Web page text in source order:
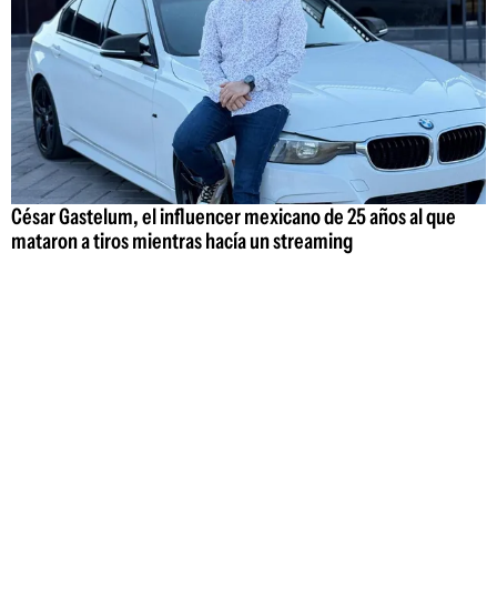
César Gastelum, el influencer mexicano de 25 años al que
mataron a tiros mientras hacía un streaming